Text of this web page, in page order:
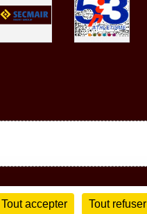
Tout accepter Tout refuser